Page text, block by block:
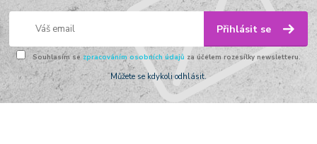
Přihlásit se
Souhlasím se zpracováním osobních údajů za účelem rozesílky newsletteru.
Můžete se kdykoli odhlásit.